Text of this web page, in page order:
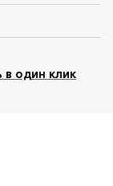
в один клик